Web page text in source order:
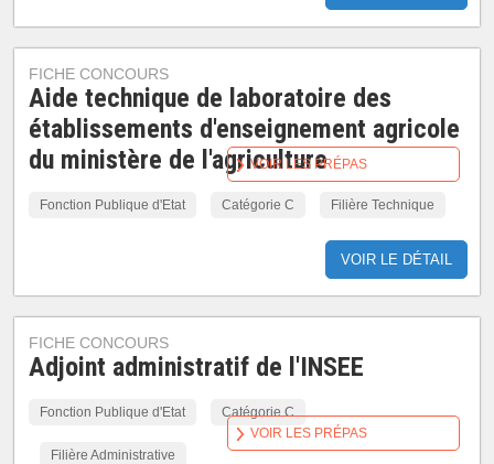
FICHE CONCOURS
Aide technique de laboratoire des
établissements d'enseignement agricole
du ministère de l'agriculture
Fonction Publique d'Etat Catégorie C Filière Technique
VOIR LE DÉTAIL
VOIR LES PRÉPAS
FICHE CONCOURS
Adjoint administratif de l'INSEE
Fonction Publique d'Etat Catégorie C
Filière Administrative
VOIR LES PRÉPAS